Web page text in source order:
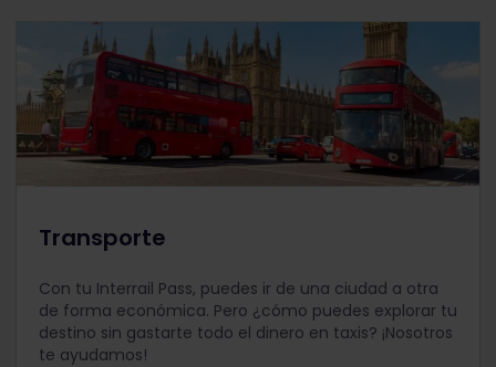
Transporte
Con tu Interrail Pass, puedes ir de una ciudad a otra
de forma económica. Pero ¿cómo puedes explorar tu
destino sin gastarte todo el dinero en taxis? ¡Nosotros
te ayudamos!